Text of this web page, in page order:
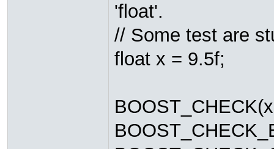
'float'.
// Some test are
float x = 9.5f;